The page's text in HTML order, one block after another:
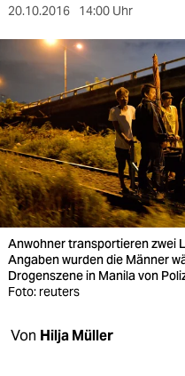
sport
berlin
nord
wahrheit
verlag
verlag
veranstaltungen
shop
fragen & hilfe
20.10.2016 14:00 Uhr
Anwohner transportieren zwei
Angaben wurden die Männer
Drogenszene in Manila von
Foto: reuters
Von Hilja Müller